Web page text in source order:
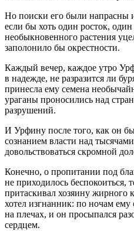
Но поиски его были напрасны
если бы хоть один росток,
необыкновенного растения
заполонило бы окрестности.
Каждый вечер, каждое утро
в надежде, не разразится ли
принесла ему семена
ураганы проносились над
разрушений.
И Урфину после того, как он
сознанием власти над
довольствоваться скромной
Конечно, о пропитании под
не приходилось беспокоиться,
притаскивал хозяину жирного
хотел изгнанник: по ночам ему
на плечах, и он просыпался
сердцем.